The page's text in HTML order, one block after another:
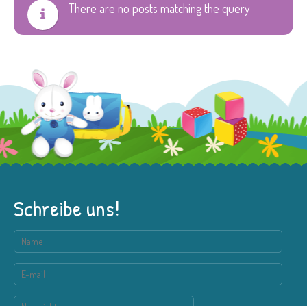
There are no posts matching the query
Schreibe uns!